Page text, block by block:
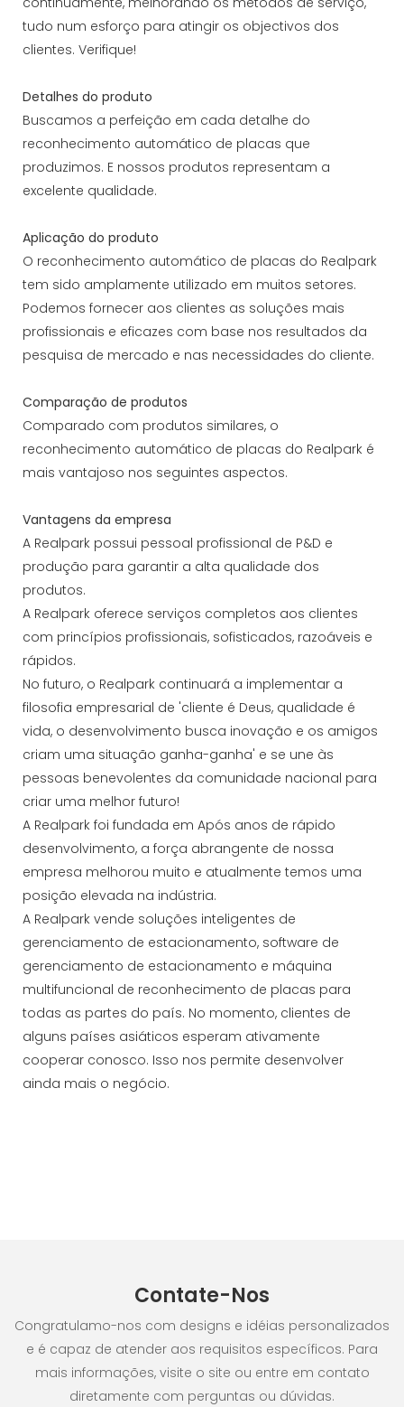
tudo num esforço para atingir os objectivos dos
clientes. Verifique!
Detalhes do produto
Buscamos a perfeição em cada detalhe do
reconhecimento automático de placas que
produzimos. E nossos produtos representam a
excelente qualidade.
Aplicação do produto
O reconhecimento automático de placas do Realpark
tem sido amplamente utilizado em muitos setores.
Podemos fornecer aos clientes as soluções mais
profissionais e eficazes com base nos resultados da
pesquisa de mercado e nas necessidades do cliente.
Comparação de produtos
Comparado com produtos similares, o
reconhecimento automático de placas do Realpark é
mais vantajoso nos seguintes aspectos.
Vantagens da empresa
A Realpark possui pessoal profissional de P&D e
produção para garantir a alta qualidade dos
produtos.
A Realpark oferece serviços completos aos clientes
com princípios profissionais, sofisticados, razoáveis ​​e
rápidos.
No futuro, o Realpark continuará a implementar a
filosofia empresarial de 'cliente é Deus, qualidade é
vida, o desenvolvimento busca inovação e os amigos
criam uma situação ganha-ganha' e se une às
pessoas benevolentes da comunidade nacional para
criar uma melhor futuro!
A Realpark foi fundada em Após anos de rápido
desenvolvimento, a força abrangente de nossa
empresa melhorou muito e atualmente temos uma
posição elevada na indústria.
A Realpark vende soluções inteligentes de
gerenciamento de estacionamento, software de
gerenciamento de estacionamento e máquina
multifuncional de reconhecimento de placas para
todas as partes do país. No momento, clientes de
alguns países asiáticos esperam ativamente
cooperar conosco. Isso nos permite desenvolver
ainda mais o negócio.
Contate-Nos
Congratulamo-nos com designs e idéias personalizados
e é capaz de atender aos requisitos específicos. Para
mais informações, visite o site ou entre em contato
diretamente com perguntas ou dúvidas.